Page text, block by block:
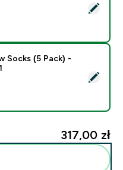
Women's V-Neck Bralette -
Crew Socks (5
Socks (5 Pack) -
317,00 zł‎